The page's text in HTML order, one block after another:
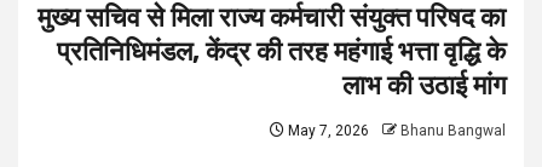
मुख्य सचिव से मिला राज्य कर्मचारी संयुक्त परिषद का
प्रतिनिधिमंडल, केंद्र की तरह महंगाई भत्ता वृद्धि के
लाभ की उठाई मांग
May 7, 2026 Bhanu Bangwal